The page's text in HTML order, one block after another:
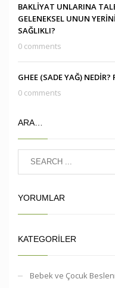
BAKLİYAT UNLARINA
GELENEKSEL UNUN
SAĞLIKLI?
0 comments
GHEE (SADE YAĞ) NEDİR?
0 comments
ARA…
YORUMLAR
KATEGORILER
Bebek ve Çocuk